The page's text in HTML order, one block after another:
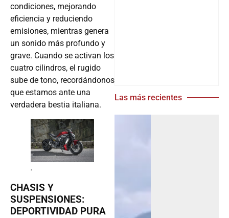
condiciones, mejorando
eficiencia y reduciendo
emisiones, mientras genera
un sonido más profundo y
grave. Cuando se activan los
cuatro cilindros, el rugido
sube de tono, recordándonos
que estamos ante una
verdadera bestia italiana.
.
CHASIS Y
SUSPENSIONES:
DEPORTIVIDAD PURA
Las más recientes